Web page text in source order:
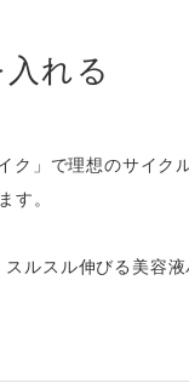
れる
」で理想のサイク
す。
スル伸びる美容